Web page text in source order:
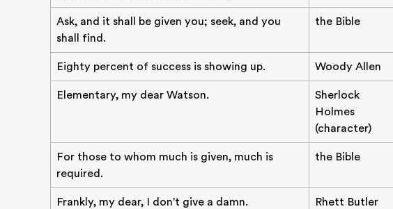
Ask, and it shall be given you; seek, and you
shall find.
the Bible
Eighty percent of success is showing up. Woody Allen
Elementary, my dear Watson.
Sherlock
Holmes
(character)
For those to whom much is given, much is
required.
the Bible
Frankly, my dear, I don't give a damn.
Rhett Butler